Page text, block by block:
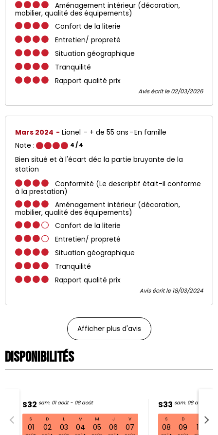
Aménagement intérieur (décoration,
mobilier, qualité des équipements)
Confort de la literie
Entretien/ propreté
Situation géographique
Tranquilité
Rapport qualité prix
Avis écrit le 02/03/2026
Mars 2024 Lionel + de 55 ans
En famille
Note :
4/ 4
Bien situé et à l'écart déc la partie bruyante de la
station
Conformité (Le descriptif était-il conforme
à la prestation)
Aménagement intérieur (décoration,
mobilier, qualité des équipements)
Confort de la literie
Entretien/ propreté
Situation géographique
Tranquilité
Rapport qualité prix
Avis écrit le 18/03/2024
Afficher plus d'avis
Disponibilités
S32 sam. 01 août - 08 août
S
01
D
02
L
03
M
04
M
05
J
06
V
07
S33 sam. 08 août - 15
S
08
D
09 10
S32 sam. 01 août - 08 août